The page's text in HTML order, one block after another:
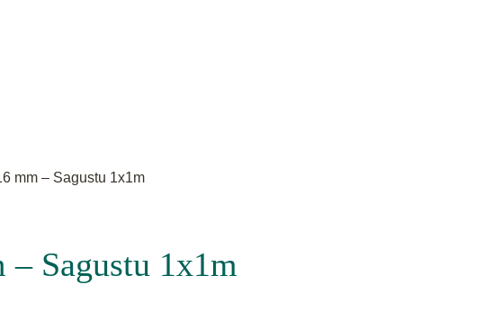
mm – Sagustu 1x1m
Sagustu 1x1m